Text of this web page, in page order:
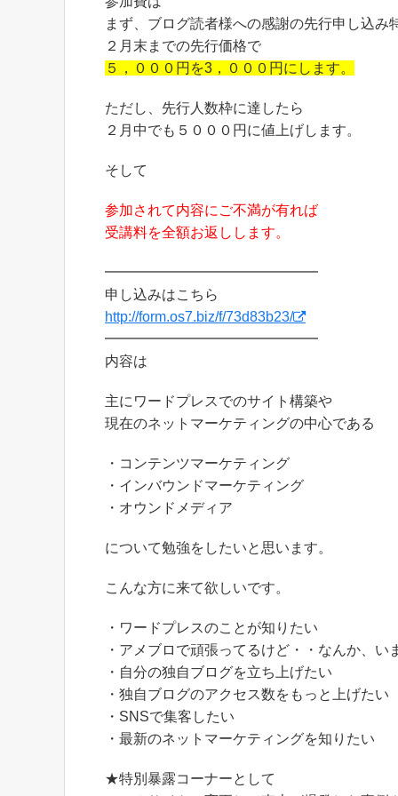
まず、ブログ読者様への感謝の先行申し込み
２月末までの先行価格で
５，０００円を3，０００円にします。
ただし、先行人数枠に達したら
２月中でも５０００円に値上げします。
そして
参加されて内容にご不満が有れば
受講料を全額お返しします。
━━━━━━━━━━━━━━━
申し込みはこちら
http://form.os7.biz/f/73d83b23/
━━━━━━━━━━━━━━━
内容は
主にワードプレスでのサイト構築や
現在のネットマーケティングの中心である
・コンテンツマーケティング
・インバウンドマーケティング
・オウンドメディア
について勉強をしたいと思います。
こんな方に来て欲しいです。
・ワードプレスのことが知りたい
・アメブロで頑張ってるけど・・なんか、い
・自分の独自ブログを立ち上げたい
・独自ブログのアクセス数をもっと上げたい
・SNSで集客したい
・最新のネットマーケティングを知りたい
★特別暴露コーナーとして